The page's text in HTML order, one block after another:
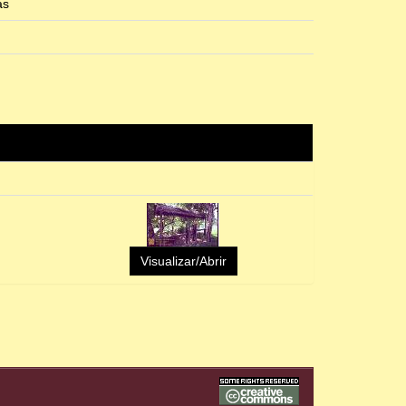
Visualizar/Abrir